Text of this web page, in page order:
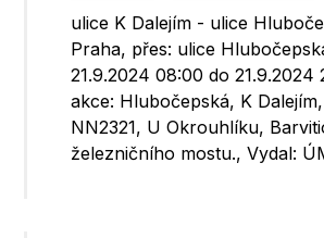
ulice K Dalejím - ulice
Praha, přes: ulice
21.9.2024 08:00 do 21.9.2024
akce: Hlubočepská, K
NN2321, U Okrouhlíku,
železničního mostu., Vydal: